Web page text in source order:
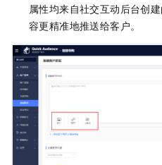
属性均来自社交互动后台创
容更精准地推送给客户。